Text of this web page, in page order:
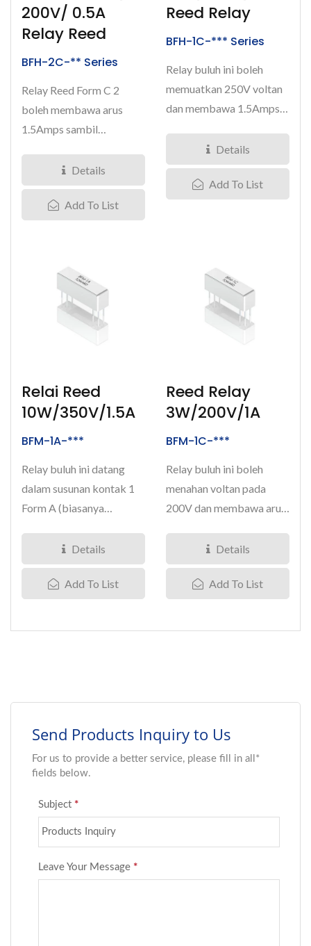
200V/ 0.5A
Relay Reed
BFH-2C-** Series
Relay Reed Form C 2
boleh membawa arus
1.5Amps sambil
Voltan gegelung...
Details
Add To List
Reed Relay
BFH-1C-*** Series
Relay buluh ini boleh
memuatkan 250V voltan
dan membawa 1.5Amps
susunan... Details
Add To List
Relai Reed
10W/350V/1.5A
BFM-1A-***
Relay buluh ini datang
dalam susunan kontak 1
Form A (biasanya
Details
Add To List
Reed Relay
3W/200V/1A
BFM-1C-***
Relay buluh ini boleh
menahan voltan pada
200V dan membawa arus
Details
Add To List